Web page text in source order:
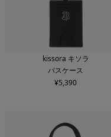
kissora キソラ
パスケース
¥5,390